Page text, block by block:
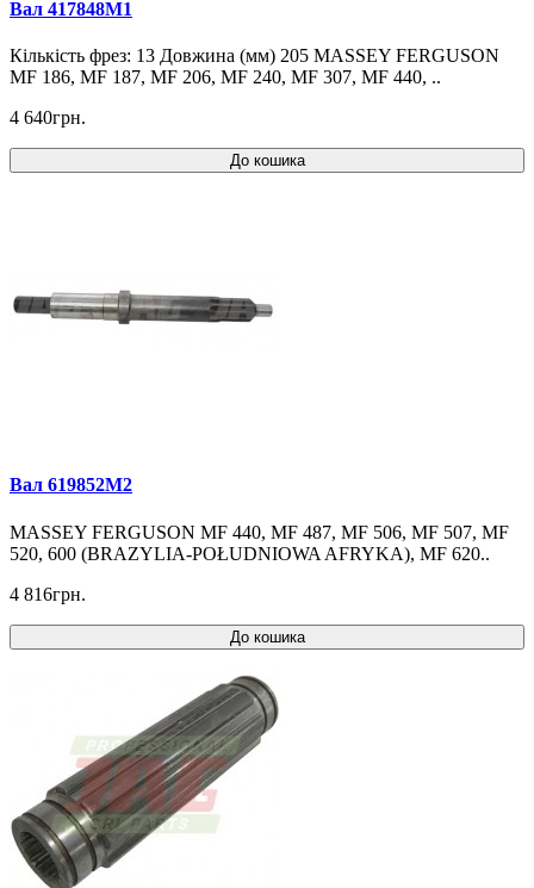
Вал 417848M1
Кількість фрез: 13 Довжина (мм) 205 MASSEY FERGUSON
MF 186, MF 187, MF 206, MF 240, MF 307, MF 440, ..
4 640грн.
До кошика
Вал 619852M2
MASSEY FERGUSON MF 440, MF 487, MF 506, MF 507, MF
520, 600 (BRAZYLIA-POŁUDNIOWA AFRYKA), MF 620..
4 816грн.
До кошика